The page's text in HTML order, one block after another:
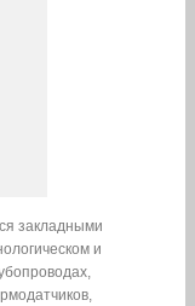
закладными
и